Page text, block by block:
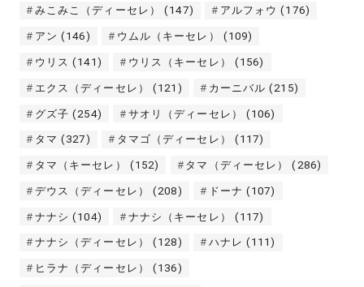
みこみこ（ディーセレ） (147) アルフォウ (176)
アン (146) ウムル（キーセレ） (109)
ウリス (141) ウリス（キーセレ） (156)
エクス（ディーセレ） (121) カーニバル (215)
グズ子 (254) サオリ（ディーセレ） (106)
タマ (327) タマゴ（ディーセレ） (117)
タマ（キーセレ） (152) タマ（ディーセレ） (286)
デウス（ディーセレ） (208) ドーナ (107)
ナナシ (104) ナナシ（キーセレ） (117)
ナナシ（ディーセレ） (128) ハナレ (111)
ヒラナ（ディーセレ） (136)